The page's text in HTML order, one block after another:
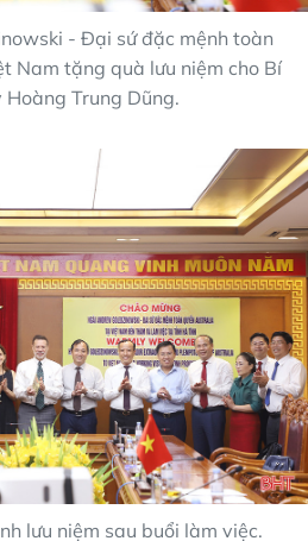
- Đại sứ đặc mệnh toàn
Nam tặng quà lưu niệm cho Bí
Hoàng Trung Dũng.
lưu niệm sau buổi làm việc.